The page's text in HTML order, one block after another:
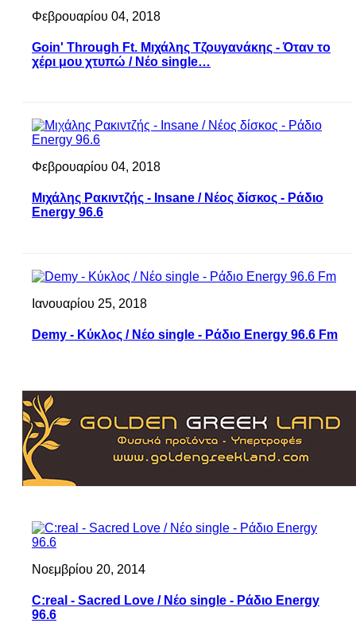
Φεβρουαρίου 04, 2018
Goin' Through Ft. Μιχάλης Τζουγανάκης - Όταν το
χέρι μου χτυπώ / Νέο single…
Φεβρουαρίου 04, 2018
Μιχάλης Ρακιντζής - Insane / Νέος δίσκος - Ράδιο
Energy 96.6
Ιανουαρίου 25, 2018
Demy - Κύκλος / Νέο single - Ράδιο Energy 96.6 Fm
Νοεμβρίου 20, 2014
C:real - Sacred Love / Νέο single - Ράδιο Energy
96.6